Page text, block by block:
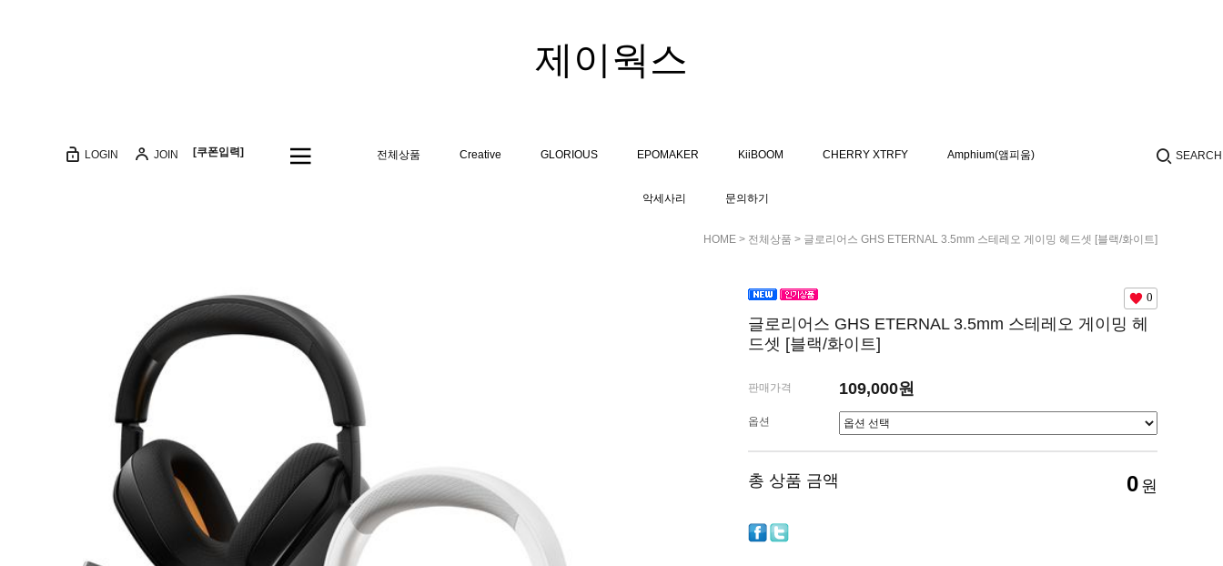
제이웍스
LOGIN JOIN [쿠폰입력] SEARCH
전체상품 Creative GLORIOUS EPOMAKER KiiBOOM CHERRY XTRFY Amphium(앰피움)
악세사리 문의하기
HOME > 전체상품 > 글로리어스 GHS ETERNAL 3.5mm 스테레오 게이밍 헤드셋 [블랙/화이트]
0
글로리어스 GHS ETERNAL 3.5mm 스테레오 게이밍 헤
드셋 [블랙/화이트]
판매가격 109,000원
옵션
총 상품 금액 0 원